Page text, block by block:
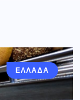
ΕΛΛΑΔΑ